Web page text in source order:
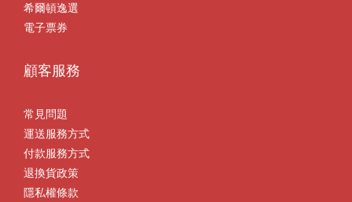
希爾頓逸選
電子票券
顧客服務
常見問題
運送服務方式
付款服務方式
退換貨政策
隱私權條款